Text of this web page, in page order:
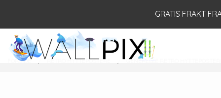
innholdet
GRATIS FRAKT
PRODUKTER
FORSIDE RETRO HYTTEPOSTERE GENERELLE RETRO HYTTEPOSTERE